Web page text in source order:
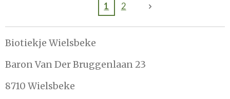
1 2
Biotiekje Wielsbeke
Baron Van Der Bruggenlaan 23
8710 Wielsbeke